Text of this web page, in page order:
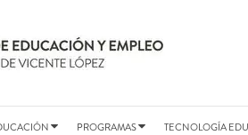
PROGRAMAS TECNOLOGÍA